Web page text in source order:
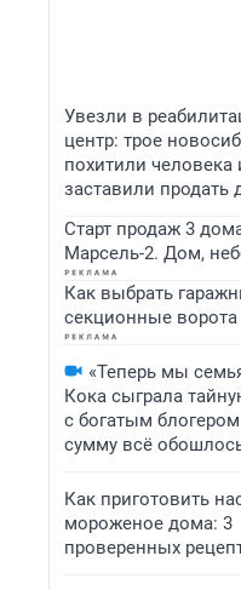
Увезли в
центр: трое
похитили человека
заставили продать
Старт продаж 3
Марсель-2. Дом,
Как выбрать
секционные ворота
«Теперь мы
Кока сыграла
с богатым
сумму всё
Как приготовить
мороженое дома: 3
проверенных